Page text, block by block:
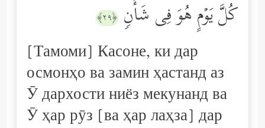
كُلَّ یَوۡمٍ هُوَ فِی شَأۡنࣲ ﴿٢٩﴾
[Тамоми] Касоне, ки дар
осмонҳо ва замин ҳастанд аз
Ӯ дархости ниёз мекунанд ва
Ӯ ҳар рӯз [ва ҳар лаҳза] дар